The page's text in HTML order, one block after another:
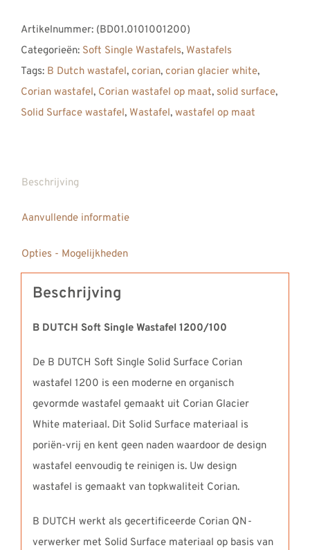
Single
Solid
Surface
Corian
Wastafel
Artikelnummer: (BD01.0101001200)
Categorieën: Soft Single Wastafels, Wastafels
Tags: B Dutch wastafel, corian, corian glacier white,
Corian wastafel, Corian wastafel op maat, solid surface,
Solid Surface wastafel, Wastafel, wastafel op maat
Beschrijving
Aanvullende informatie
Opties - Mogelijkheden
Beschrijving
B DUTCH Soft Single Wastafel 1200/100
De B DUTCH Soft Single Solid Surface Corian
wastafel 1200 is een moderne en organisch
gevormde wastafel gemaakt uit Corian Glacier
White materiaal. Dit Solid Surface materiaal is
poriën-vrij en kent geen naden waardoor de design
wastafel eenvoudig te reinigen is. Uw design
wastafel is gemaakt van topkwaliteit Corian.
B DUTCH werkt als gecertificeerde Corian QN-
verwerker met Solid Surface materiaal op basis van